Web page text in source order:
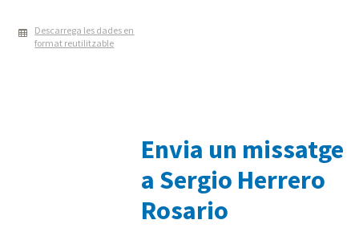
Descarrega les dades en
format reutilitzable
Envia un missatge
a Sergio Herrero
Rosario